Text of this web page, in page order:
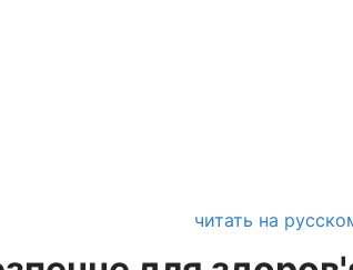
читать на